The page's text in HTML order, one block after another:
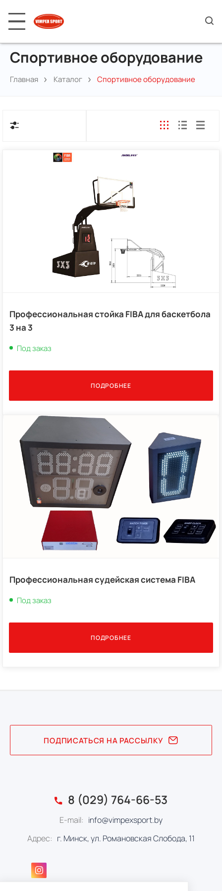
Спортивное оборудование
Главная Каталог Спортивное оборудование
Профессиональная стойка FIBA для баскетбола
3 на 3
Под заказ
ПОДРОБНЕЕ
Профессиональная судейская система FIBA
Под заказ
ПОДРОБНЕЕ
ПОДПИСАТЬСЯ НА РАССЫЛКУ
8 (029) 764-66-53
E-mail: info@vimpexsport.by
Адрес: г. Минск, ул. Романовская Слобода, 11